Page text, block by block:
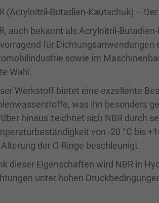
(Acrylnitril-Butadien-Kautschuk) –
auch bekannt als Acrylnitril-
für Dichtungsanwendungen
sowie im
Wahl.
Werkstoff bietet eine exzellente
was ihn besonders
hinaus zeichnet sich NBR durch
von -20 °C bis
der O-Ringe beschleunigt.
dieser Eigenschaften wird NBR in
unter hohen